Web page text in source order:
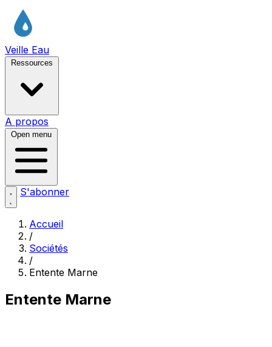
Veille Eau
Ressources
A propos
Open menu
S'abonner
Accueil
/
Sociétés
/
Entente Marne
Entente Marne